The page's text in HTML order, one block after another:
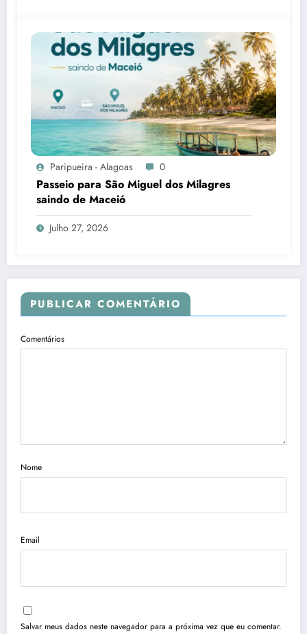
Paripueira - Alagoas 0
Passeio para São Miguel dos Milagres
saindo de Maceió
Julho 27, 2026
PUBLICAR COMENTÁRIO
Comentários
Nome
Email
Salvar meus dados neste navegador para a próxima vez que eu comentar.